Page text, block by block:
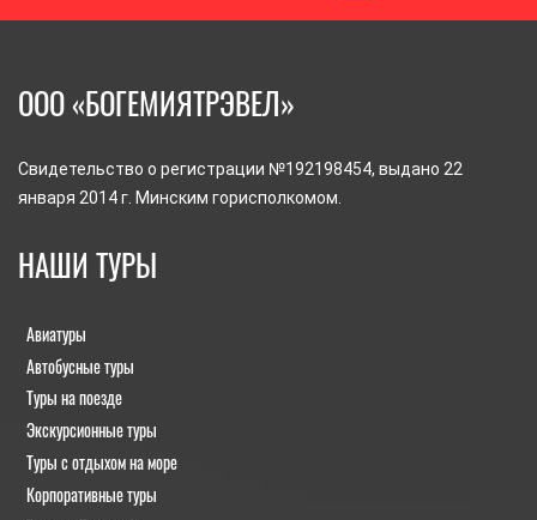
ООО «БОГЕМИЯТРЭВЕЛ»
Свидетельство о регистрации №192198454, выдано 22
января 2014 г. Минским горисполкомом.
НАШИ ТУРЫ
Авиатуры
Автобусные туры
Туры на поезде
Экскурсионные туры
Туры с отдыхом на море
Корпоративные туры